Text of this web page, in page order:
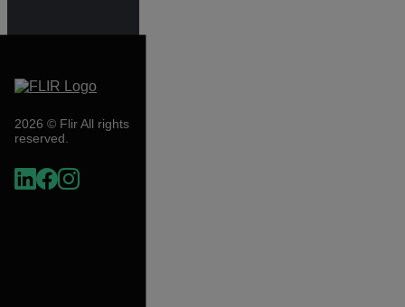
2026 © Flir All rights
reserved.